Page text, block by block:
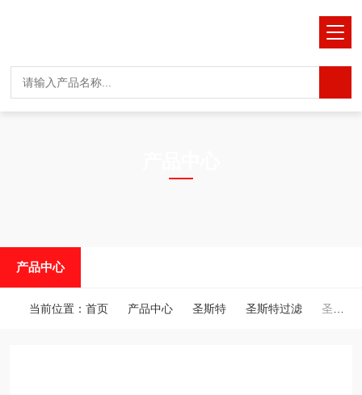
产品中心
当前位置： 首页 产品中心 圣斯特 圣斯特过滤 圣斯特耐摔换膜耐高温抽滤漏斗